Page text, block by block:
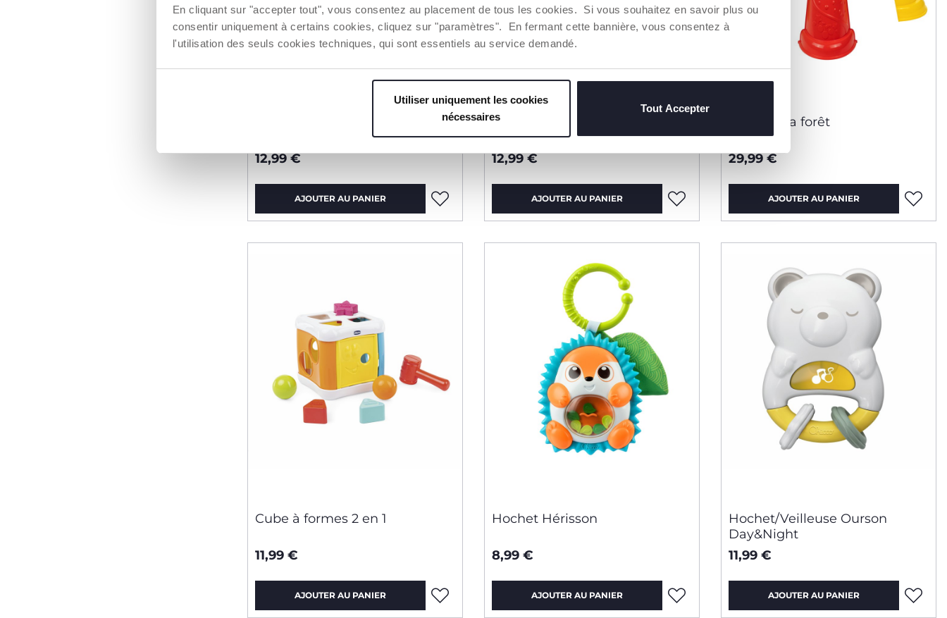
En cliquant sur "accepter tout", vous consentez au placement de tous les cookies. Si vous souhaitez en savoir plus ou
consentir uniquement à certains cookies, cliquez sur "paramètres". En fermant cette bannière, vous consentez à
l'utilisation des seuls cookies techniques, qui sont essentiels au service demandé.
Utiliser uniquement les cookies
nécessaires
Tout Accepter
12,99 €
AJOUTER AU PANIER
LIVRE SENSORIEL
12,99 €
AJOUTER AU PANIER
Table de la forêt
29,99 €
AJOUTER AU PANIER
Cube à formes 2 en 1
11,99 €
AJOUTER AU PANIER
Hochet Hérisson
8,99 €
AJOUTER AU PANIER
Hochet/Veilleuse Ourson
Day&Night
11,99 €
AJOUTER AU PANIER